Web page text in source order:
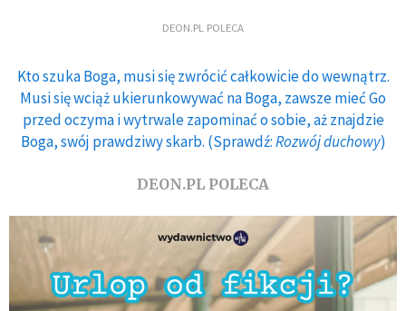
DEON.PL POLECA
Kto szuka Boga, musi się zwrócić całkowicie do wewnątrz.
Musi się wciąż ukierunkowywać na Boga, zawsze mieć Go
przed oczyma i wytrwale zapominać o sobie, aż znajdzie
Boga, swój prawdziwy skarb. (Sprawdź:Rozwój duchowy)
DEON.PL POLECA